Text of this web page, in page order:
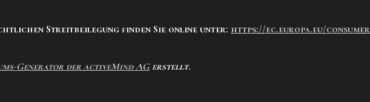
Streitbeilegung finden Sie online unter: https://ec.europa.eu/
Generator der activeMind AG erstellt.